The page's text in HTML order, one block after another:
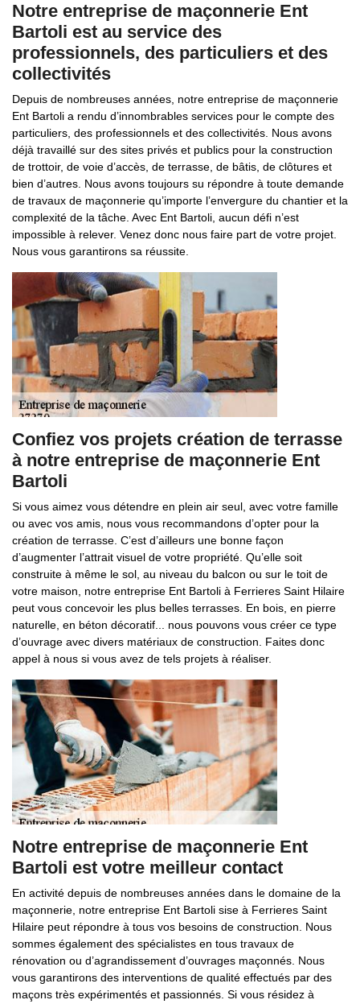
Notre entreprise de maçonnerie Ent
Bartoli est au service des
professionnels, des particuliers et des
collectivités
Depuis de nombreuses années, notre entreprise de maçonnerie
Ent Bartoli a rendu d’innombrables services pour le compte des
particuliers, des professionnels et des collectivités. Nous avons
déjà travaillé sur des sites privés et publics pour la construction
de trottoir, de voie d’accès, de terrasse, de bâtis, de clôtures et
bien d’autres. Nous avons toujours su répondre à toute demande
de travaux de maçonnerie qu’importe l’envergure du chantier et la
complexité de la tâche. Avec Ent Bartoli, aucun défi n’est
impossible à relever. Venez donc nous faire part de votre projet.
Nous vous garantirons sa réussite.
Confiez vos projets création de terrasse
à notre entreprise de maçonnerie Ent
Bartoli
Si vous aimez vous détendre en plein air seul, avec votre famille
ou avec vos amis, nous vous recommandons d’opter pour la
création de terrasse. C’est d’ailleurs une bonne façon
d’augmenter l’attrait visuel de votre propriété. Qu’elle soit
construite à même le sol, au niveau du balcon ou sur le toit de
votre maison, notre entreprise Ent Bartoli à Ferrieres Saint Hilaire
peut vous concevoir les plus belles terrasses. En bois, en pierre
naturelle, en béton décoratif... nous pouvons vous créer ce type
d’ouvrage avec divers matériaux de construction. Faites donc
appel à nous si vous avez de tels projets à réaliser.
Notre entreprise de maçonnerie Ent
Bartoli est votre meilleur contact
En activité depuis de nombreuses années dans le domaine de la
maçonnerie, notre entreprise Ent Bartoli sise à Ferrieres Saint
Hilaire peut répondre à tous vos besoins de construction. Nous
sommes également des spécialistes en tous travaux de
rénovation ou d’agrandissement d’ouvrages maçonnés. Nous
vous garantirons des interventions de qualité effectués par des
maçons très expérimentés et passionnés. Si vous résidez à